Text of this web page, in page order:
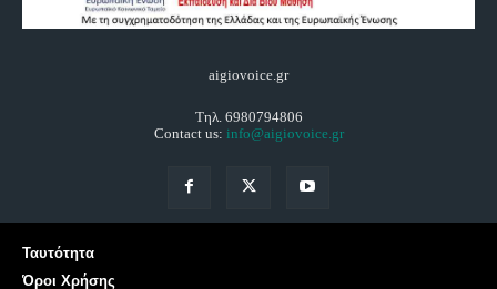
aigiovoice.gr
Τηλ. 6980794806
Contact us: info@aigiovoice.gr
Ταυτότητα
Όροι Χρήσης